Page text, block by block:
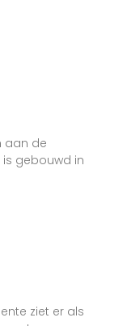
aan de
gebouwd in
ziet er als